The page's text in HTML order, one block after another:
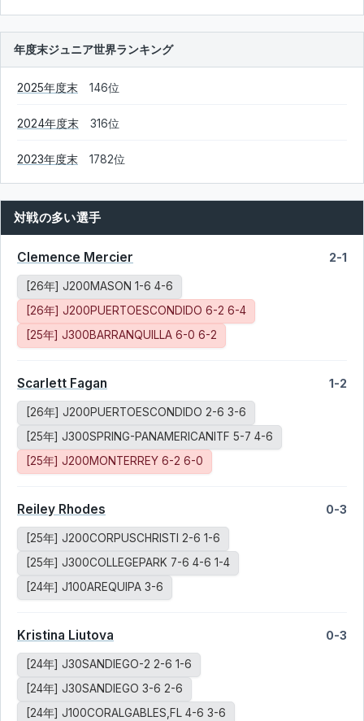
年度末ジュニア世界ランキング
2025年度末 146位
2024年度末 316位
2023年度末 1782位
対戦の多い選手
Clemence Mercier 2-1
[26年] J200MASON 1-6 4-6
[26年] J200PUERTOESCONDIDO 6-2 6-4
[25年] J300BARRANQUILLA 6-0 6-2
Scarlett Fagan 1-2
[26年] J200PUERTOESCONDIDO 2-6 3-6
[25年] J300SPRING-PANAMERICANITF 5-7 4-6
[25年] J200MONTERREY 6-2 6-0
Reiley Rhodes 0-3
[25年] J200CORPUSCHRISTI 2-6 1-6
[25年] J300COLLEGEPARK 7-6 4-6 1-4
[24年] J100AREQUIPA 3-6
Kristina Liutova 0-3
[24年] J30SANDIEGO-2 2-6 1-6
[24年] J30SANDIEGO 3-6 2-6
[24年] J100CORALGABLES,FL 4-6 3-6